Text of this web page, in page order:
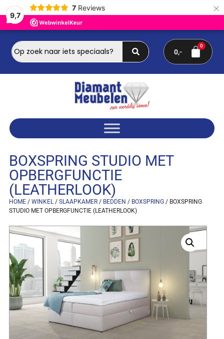
9,7
7 Reviews ×
0
BOXSPRING STUDIO MET
OPBERGFUNCTIE
(LEATHERLOOK)
HOME/ WINKEL/ SLAAPKAMER/ BEDDEN / BOXSPRING/ BOXSPRING
STUDIO MET OPBERGFUNCTIE (LEATHERLOOK)